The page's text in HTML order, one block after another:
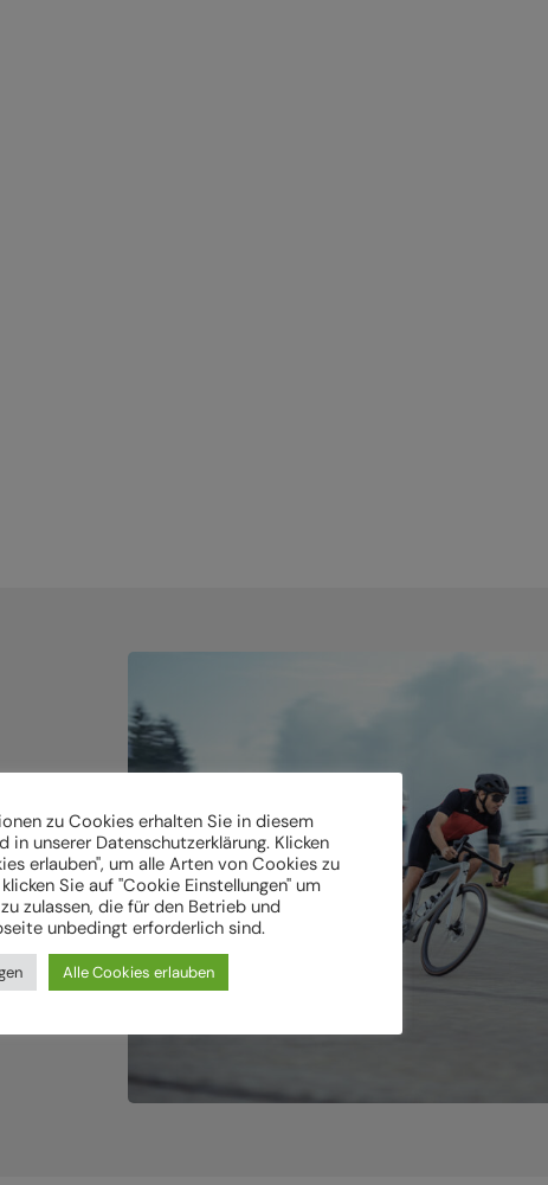
zu Cookies erhalten Sie in diesem
in unserer Datenschutzerklärung. Klicken
erlauben", um alle Arten von Cookies zu
Sie auf "Cookie Einstellungen" um
zulassen, die für den Betrieb und
unbedingt erforderlich sind.
Alle Cookies erlauben